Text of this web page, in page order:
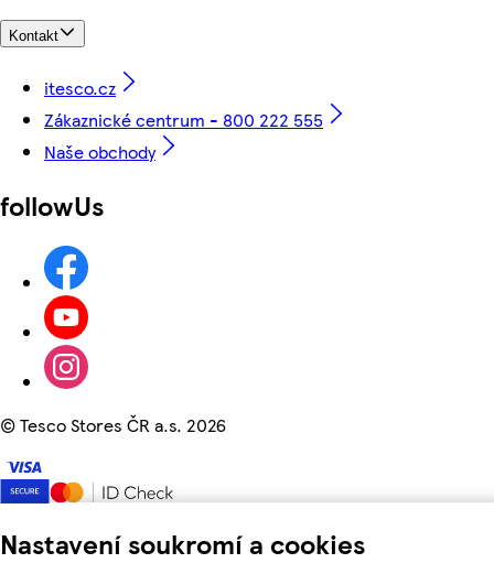
Nastavení soukromí a cookies
Kontakt
itesco.cz
Zákaznické centrum - 800 222 555
Naše obchody
followUs
©Tesco Stores ČR a.s. 2026